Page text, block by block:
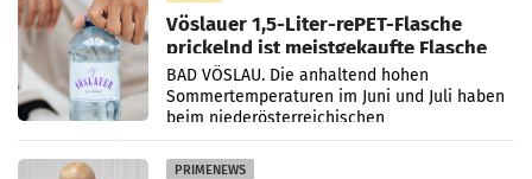
Vöslauer 1,5-Liter-rePET-Flasche
prickelnd ist meistgekaufte Flasche
Österreichs
BAD VÖSLAU. Die anhaltend hohen
Sommertemperaturen im Juni und Juli haben
beim niederösterreichischen
Getränkehersteller Vöslauer zu deutlichen
Absatzzuwächsen geführt. Während
PRIMENEWS